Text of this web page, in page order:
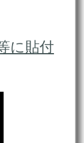
に貼付